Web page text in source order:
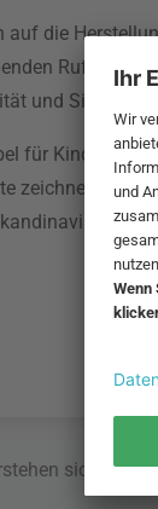
auf die
Ruf für
und
für Kinder
zeichnet sich
sich